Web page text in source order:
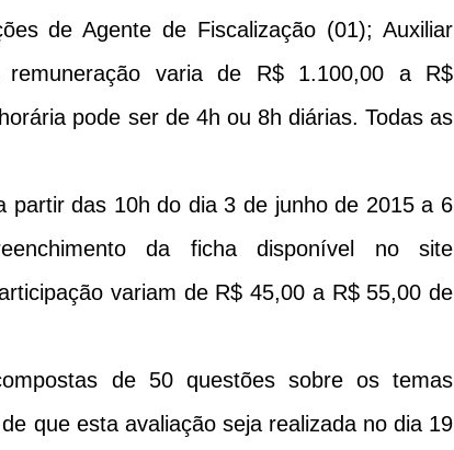
de Agente de Fiscalização (01); Auxiliar
varia de R$ 1.100,00 a R$
pode ser de 4h ou 8h diárias. Todas as
partir das 10h do dia 3 de junho de 2015 a 6
da ficha disponível no site
variam de R$ 45,00 a R$ 55,00 de
de 50 questões sobre os temas
que esta avaliação seja realizada no dia 19